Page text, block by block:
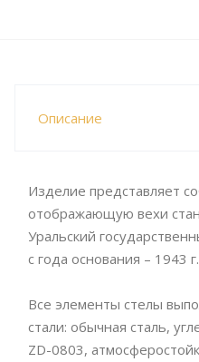
Описание
Изделие представляет
отображающую вехи
Уральский
с года основания – 1943 г.
Все элементы стелы
стали: обычная сталь,
ZD-0803,